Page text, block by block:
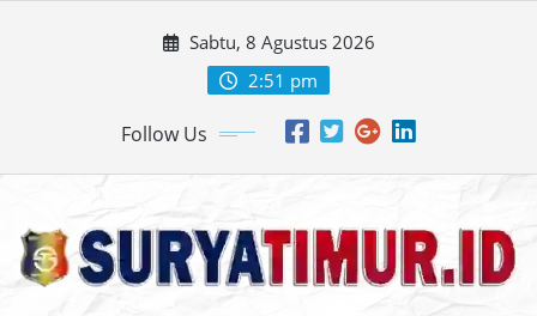
Sabtu, 8 Agustus 2026
2:51 pm
Follow Us